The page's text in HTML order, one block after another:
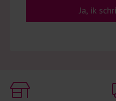
Ja, ik